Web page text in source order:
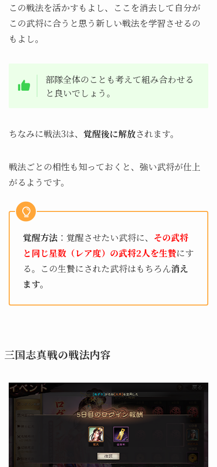
この戦法を活かすもよし、ここを消去して自分が
この武将に合うと思う新しい戦法を学習させるの
もよし。
部隊全体のことも考えて組み合わせる
と良いでしょう。
ちなみに戦法3は、 覚醒後に解放されます。
戦法ごとの相性も知っておくと、強い武将が仕上
がるようです。
覚醒方法：覚醒させたい武将に、 その武将
と同じ星数（レア度）の武将2人を生贄にす
る。この生贄にされた武将はもちろん消え
ます。
三国志真戦の戦法内容